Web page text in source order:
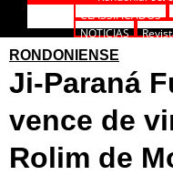
CLASSIFICADOS
NOTÍCIAS
RONDONIENSE
Ji-Paraná
vence de
Rolim de